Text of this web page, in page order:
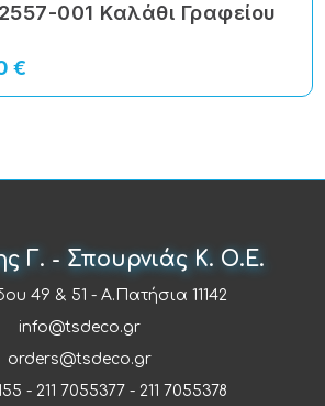
001 Καλάθι Γραφείου
€
Γ. - Σπουρνιάς Κ. Ο.Ε.
49 & 51 - Α.Πατήσια 11142
info@tsdeco.gr
orders@tsdeco.gr
- 211 7055377- 211 7055378